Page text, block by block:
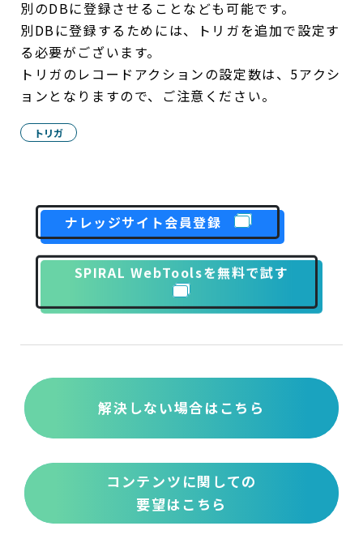
別のDBに登録させることなども可能です。
別DBに登録するためには、トリガを追加で設定す
る必要がございます。
トリガのレコードアクションの設定数は、5アクシ
ョンとなりますので、ご注意ください。
トリガ
ナレッジサイト会員登録
SPIRAL WebToolsを無料で試す
解決しない場合はこちら
コンテンツに関しての
要望はこちら